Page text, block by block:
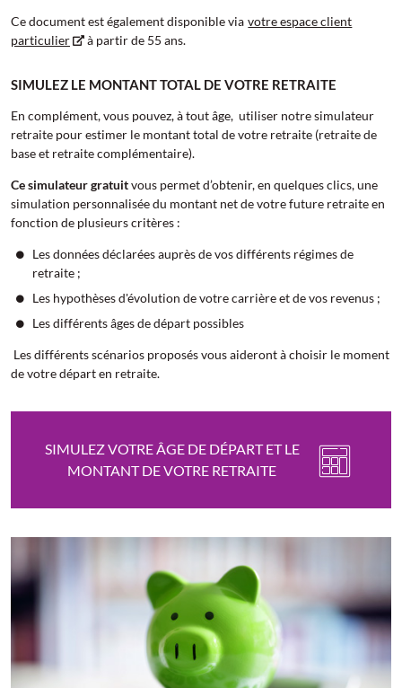
Ce document est également disponible via votre espace client
particulier
à partir de 55 ans.
SIMULEZ LE MONTANT TOTAL DE VOTRE RETRAITE
En complément, vous pouvez, à tout âge, utiliser notre simulateur
retraite pour estimer le montant total de votre retraite (retraite de
base et retraite complémentaire).
Ce simulateur gratuitvous permet d’obtenir, en quelques clics, une
simulation personnalisée du montant net de votre future retraite en
fonction de plusieurs critères :
Les données déclarées auprès de vos différents régimes de
retraite ;
Les hypothèses d'évolution de votre carrière et de vos revenus ;
Les différents âges de départ possibles
Les différents scénarios proposés vous aideront à choisir le moment
de votre départ en retraite.
SIMULEZ VOTRE ÂGE DE DÉPART ET LE
MONTANT DE VOTRE RETRAITE